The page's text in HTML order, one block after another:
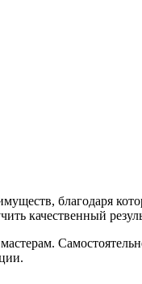
благодаря
качественный